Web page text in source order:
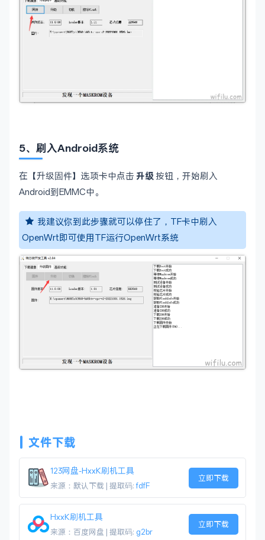
5、刷入Android系统
在【升级固件】选项卡中点击 升级 按钮，开始刷入
Android到EMMC中。
我建议你到此步骤就可以停住了，TF卡中刷入
OpenWrt即可使用TF运行OpenWrt系统
文件下载
123网盘-HxxK刷机工具
来源：默认下载 | 提取码: fdfF
立即下载
HxxK刷机工具
来源：百度网盘 | 提取码: g2br
立即下载